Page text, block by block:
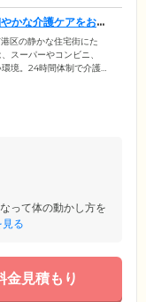
かな介護ケアをお
区の静かな住宅街にた
スーパーやコンビニ、
境。24時間体制で介護
います。また、日中は
ます。また、介護を必
って体の動かし方を
る
金見積もり